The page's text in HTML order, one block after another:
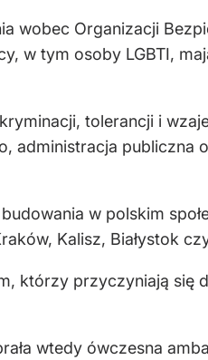
wobec Organizacji
w tym osoby LGBTI,
tolerancji i
administracja publiczna
w polskim
Kalisz, Białystok
którzy przyczyniają się
wtedy ówczesna